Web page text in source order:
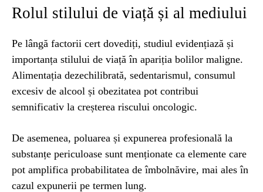
Rolul stilului de viață și al mediului
Pe lângă factorii cert dovediți, studiul evidențiază și
importanța stilului de viață în apariția bolilor maligne.
Alimentația dezechilibrată, sedentarismul, consumul
excesiv de alcool și obezitatea pot contribui
semnificativ la creșterea riscului oncologic.
De asemenea, poluarea și expunerea profesională la
substanțe periculoase sunt menționate ca elemente care
pot amplifica probabilitatea de îmbolnăvire, mai ales în
cazul expunerii pe termen lung.